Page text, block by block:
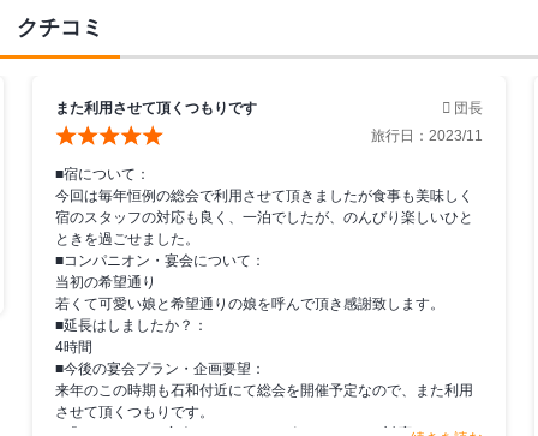
クチコミ
また利用させて頂くつもりです
団長
旅行日：2023/11
■宿について：
今回は毎年恒例の総会で利用させて頂きましたが食事も美味しく
宿のスタッフの対応も良く、一泊でしたが、のんびり楽しいひと
ときを過ごせました。
■コンパニオン・宴会について：
当初の希望通り
若くて可愛い娘と希望通りの娘を呼んで頂き感謝致します。
■延長はしましたか？：
4時間
■今後の宴会プラン・企画要望：
来年のこの時期も石和付近にて総会を開催予定なので、また利用
させて頂くつもりです。